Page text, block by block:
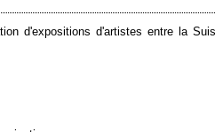
d'expositions d'artistes entre la